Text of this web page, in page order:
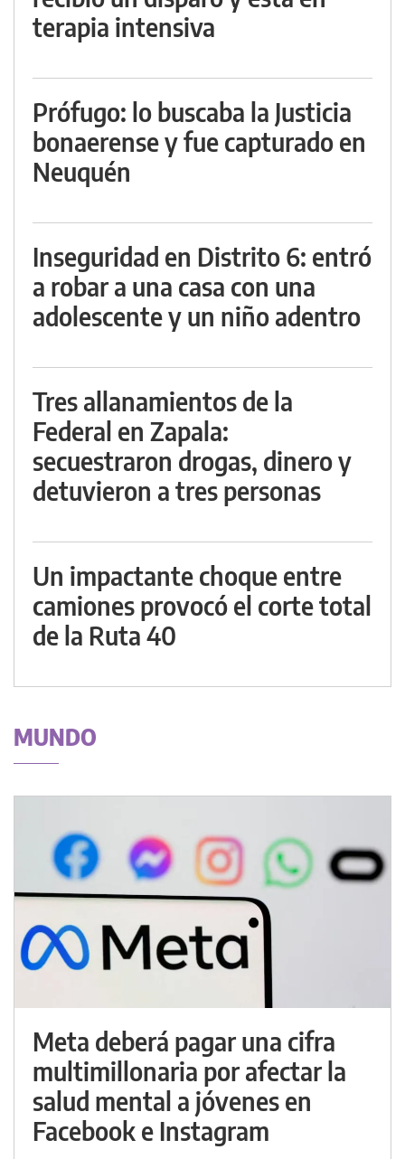
terapia intensiva
Prófugo: lo buscaba la Justicia
bonaerense y fue capturado en
Neuquén
Inseguridad en Distrito 6: entró
a robar a una casa con una
adolescente y un niño adentro
Tres allanamientos de la
Federal en Zapala:
secuestraron drogas, dinero y
detuvieron a tres personas
Un impactante choque entre
camiones provocó el corte total
de la Ruta 40
MUNDO
Meta deberá pagar una cifra
multimillonaria por afectar la
salud mental a jóvenes en
Facebook e Instagram